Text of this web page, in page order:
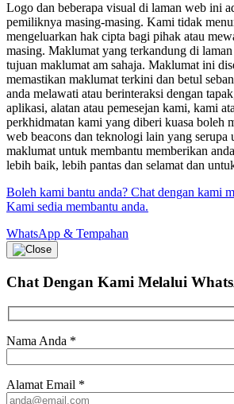
Logo dan beberapa visual di laman web ini
pemiliknya masing-masing. Kami tidak
mengeluarkan hak cipta bagi pihak atau
masing. Maklumat yang terkandung di
tujuan maklumat am sahaja. Maklumat ini
memastikan maklumat terkini dan betul
anda melawati atau berinteraksi dengan
aplikasi, alatan atau pemesejan kami, kami
perkhidmatan kami yang diberi kuasa boleh
web beacons dan teknologi lain yang serupa
maklumat untuk membantu memberikan
lebih baik, lebih pantas dan selamat dan
Boleh kami bantu anda? Chat dengan kami
Kami sedia membantu anda.
WhatsApp & Tempahan
Chat Dengan Kami Melalui
Nama Anda *
Alamat Email *